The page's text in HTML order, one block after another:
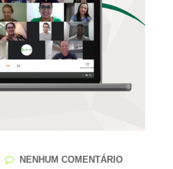
NENHUM COMENTÁRIO